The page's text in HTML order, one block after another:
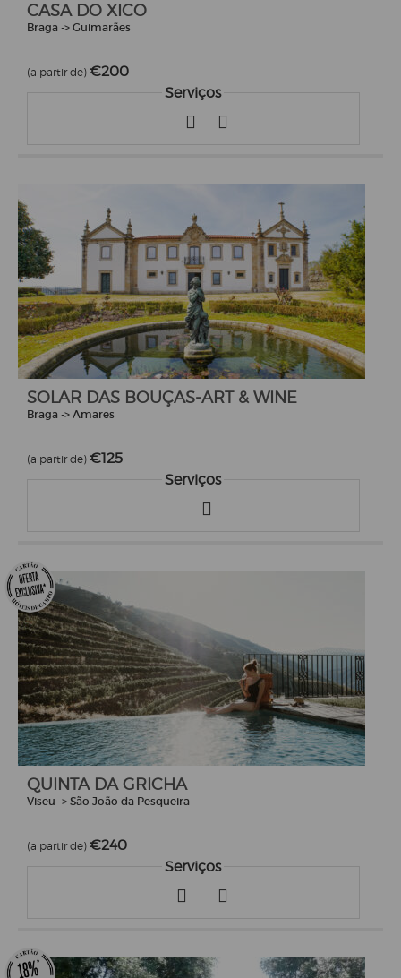
CASA DO XICO
Braga -> Guimarães
(a partir de) €200
Serviços
SOLAR DAS BOUÇAS-ART & WINE
Braga -> Amares
(a partir de) €125
Serviços
QUINTA DA GRICHA
Viseu -> São João da Pesqueira
(a partir de) €240
Serviços